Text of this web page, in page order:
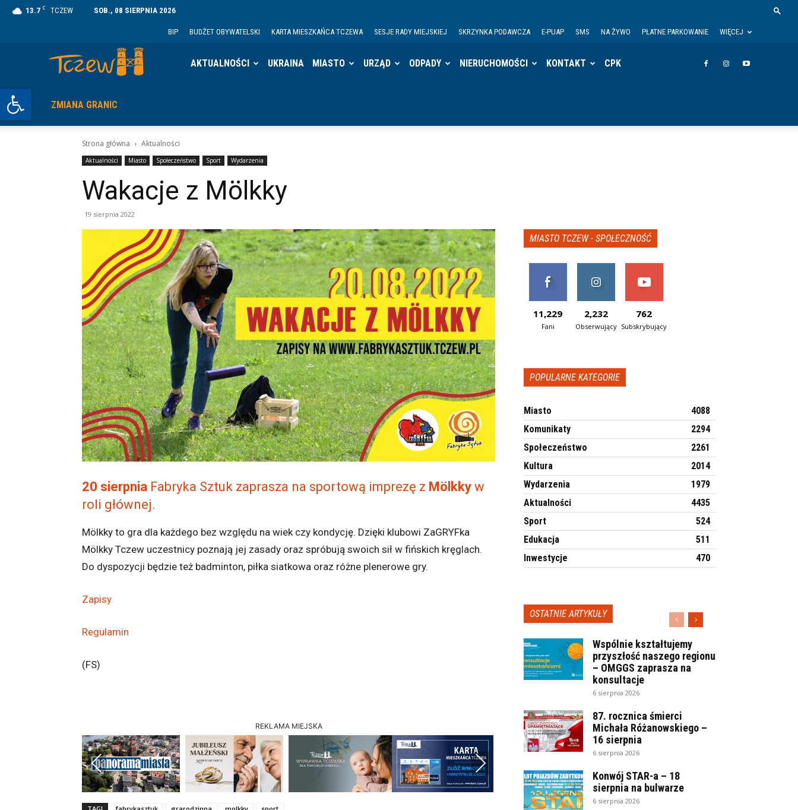
Otwórz pasek narzędzi
13.7 C TCZEW SOB., 08 SIERPNIA 2026
BIP BUDŻET OBYWATELSKI KARTA MIESZKAŃCA TCZEWA SESJE RADY MIEJSKIEJ SKRZYNKA PODAWCZA E-PUAP SMS NA ŻYWO PŁATNE PARKOWANIE WIĘCEJ
AKTUALNOŚCI UKRAINA MIASTO URZĄD ODPADY NIERUCHOMOŚCI KONTAKT CPK
ZMIANA GRANIC
Strona główna Aktualności
Aktualności Miasto Społeczeństwo Sport Wydarzenia
Wakacje z Mölkky
19 sierpnia 2022
20 sierpnia Fabryka Sztuk zaprasza na sportową imprezę z Mölkky w
roli głównej.
Mölkky to gra dla każdego bez względu na wiek czy kondycję. Dzięki klubowi ZaGRYFka
Mölkky Tczew uczestnicy poznają jej zasady oraz spróbują swoich sił w fińskich kręglach.
Do dyspozycji będzie też badminton, piłka siatkowa oraz różne plenerowe gry.
Zapisy
Regulamin
(FS)
REKLAMA MIEJSKA
Previous Next
MIASTO TCZEW - SPOŁECZNOŚĆ
11,229
Fani
2,232
Obserwujący
762
Subskrybujący
POPULARNE KATEGORIE
Miasto
4088
Komunikaty
2294
Społeczeństwo
2261
Kultura
2014
Wydarzenia
1979
Aktualności
4435
Sport
524
Edukacja
511
Inwestycje
470
OSTATNIE ARTYKUŁY
Wspólnie kształtujemy
przyszłość naszego regionu
– OMGGS zaprasza na
konsultacje
6 sierpnia 2026
87. rocznica śmierci
Michała Różanowskiego –
16 sierpnia
6 sierpnia 2026
Konwój STAR-a – 18
sierpnia na bulwarze
6 sierpnia 2026